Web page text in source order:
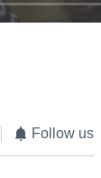
Follow us